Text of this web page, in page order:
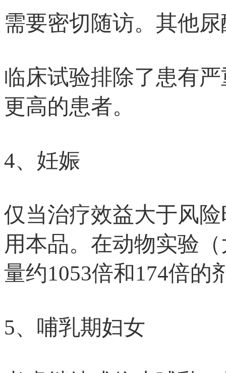
需要密切随访。其他
临床试验排除了患有
更高的患者。
4、妊娠
仅当治疗效益大于风
用本品。在动物实验
量约1053倍和174倍的
5、哺乳期妇女